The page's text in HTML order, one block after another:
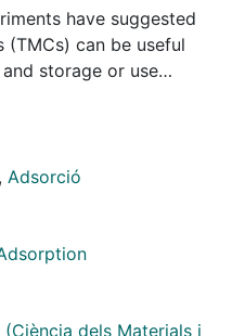
have suggested
can be useful
storage or use
However, TMCs are
jeopardized
metal
CO2. Here, by means of
based calculations
capture course. A
show that for
, Adsorció
dels Materials i